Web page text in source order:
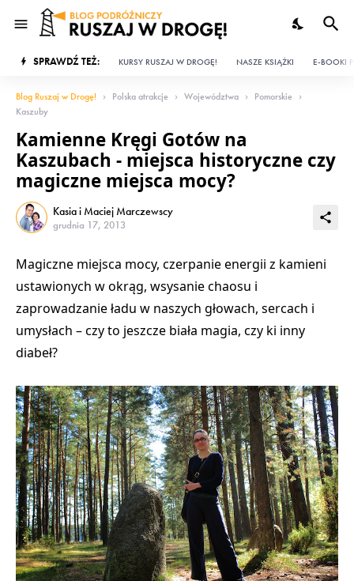
SPRAWDŹ TEŻ: KURSY RUSZAJ W DROGĘ! NASZE KSIĄŻKI E-BOOKI
Blog Ruszaj w Drogę! Polska atrakcje Województwa
Pomorskie
Kaszuby
Kamienne Kręgi Gotów na
Kaszubach - miejsca historyczne czy
magiczne miejsca mocy?
Kasia i Maciej Marczewscy
grudnia 17, 2013
Magiczne miejsca mocy, czerpanie energii z kamieni
ustawionych w okrąg, wsysanie chaosu i
zaprowadzanie ładu w naszych głowach, sercach i
umysłach – czy to jeszcze biała magia, czy ki inny
diabeł?